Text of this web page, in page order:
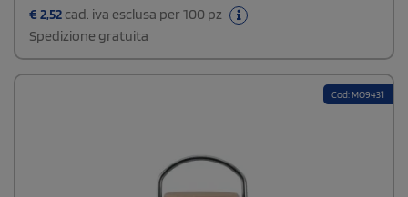
€ 2,52 cad. iva esclusa per 100 pz
Spedizione gratuita
Cod: MO9431